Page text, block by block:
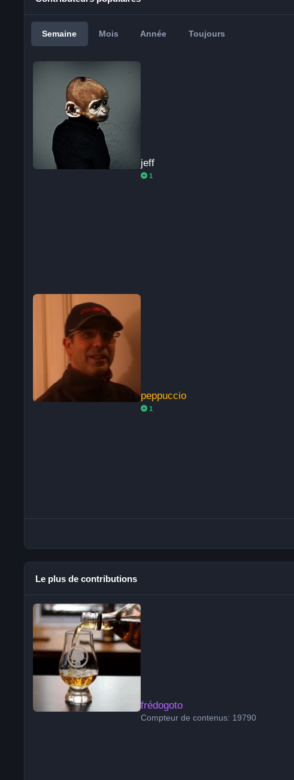
Semaine Mois Année Toujours
jeff
1
peppuccio
1
Le plus de contributions
frédogoto
Compteur de contenus: 19790